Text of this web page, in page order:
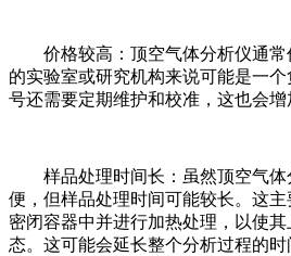
价格较高：顶空气体分析仪通常
的实验室或研究机构来说可能是一
号还需要定期维护和校准，这也会增
样品处理时间长：虽然顶空气体
便，但样品处理时间可能较长。这
密闭容器中并进行加热处理，以使
态。这可能会延长整个分析过程的时